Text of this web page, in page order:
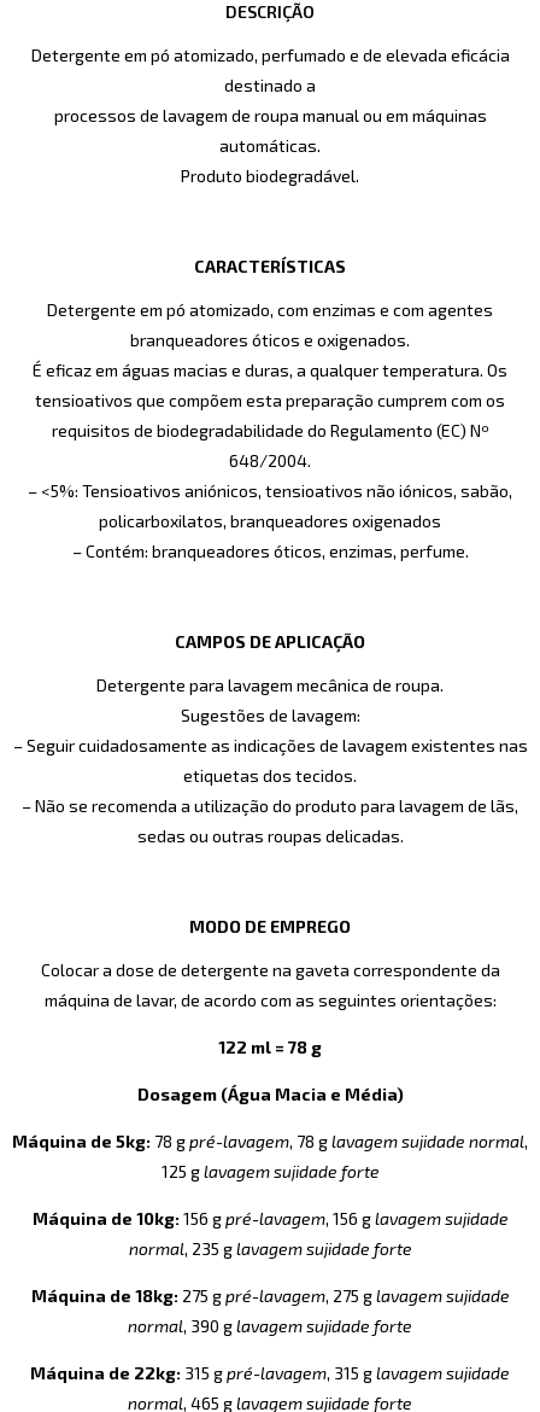
DESCRIÇÃO
Detergente em pó atomizado, perfumado e de elevada eficácia
destinado a
processos de lavagem de roupa manual ou em máquinas
automáticas.
Produto biodegradável.
CARACTERÍSTICAS
Detergente em pó atomizado, com enzimas e com agentes
branqueadores óticos e oxigenados.
É eficaz em águas macias e duras, a qualquer temperatura. Os
tensioativos que compõem esta preparação cumprem com os
requisitos de biodegradabilidade do Regulamento (EC) Nº
648/2004.
– <5%: Tensioativos aniónicos, tensioativos não iónicos, sabão,
policarboxilatos, branqueadores oxigenados
– Contém: branqueadores óticos, enzimas, perfume.
CAMPOS DE APLICAÇÃO
Detergente para lavagem mecânica de roupa.
Sugestões de lavagem:
– Seguir cuidadosamente as indicações de lavagem existentes nas
etiquetas dos tecidos.
– Não se recomenda a utilização do produto para lavagem de lãs,
sedas ou outras roupas delicadas.
MODO DE EMPREGO
Colocar a dose de detergente na gaveta correspondente da
máquina de lavar, de acordo com as seguintes orientações:
122 ml = 78 g
Dosagem (Água Macia e Média)
Máquina de 5kg: 78 gpré-lavagem, 78 glavagem sujidade normal,
125 glavagem sujidade forte
Máquina de 10kg:156 gpré-lavagem, 156 glavagem sujidade
normal, 235 glavagem sujidade forte
Máquina de 18kg:275 gpré-lavagem, 275 glavagem sujidade
normal, 390 glavagem sujidade forte
Máquina de 22kg: 315 gpré-lavagem, 315 glavagem sujidade
normal, 465 glavagem sujidade forte